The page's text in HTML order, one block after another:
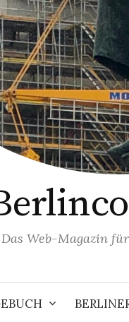
Das Web-Magazin